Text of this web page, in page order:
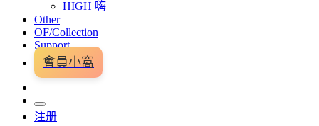
HIGH 嗨
Other
OF/Collection
Support
會員小窩
注册